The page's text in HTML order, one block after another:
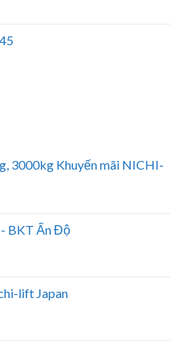
3000kg Khuyến mãi NICHI-
BKT Ấn Độ
lift Japan